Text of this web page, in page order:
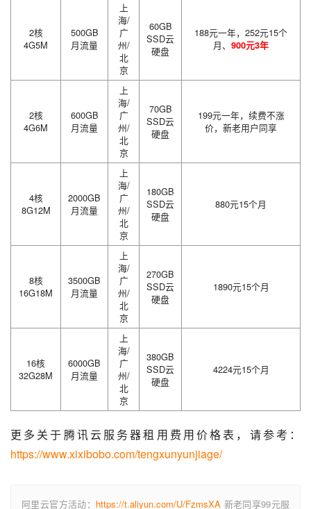
2核
4G5M
500GB
月流量
上
海/
广
州/
北
京
60GB
SSD云
硬盘
188元一年，252元15个
月、 900元3年
2核
4G6M
600GB
月流量
上
海/
广
州/
北
京
70GB
SSD云
硬盘
199元一年，续费不涨
价，新老用户同享
4核
8G12M
2000GB
月流量
上
海/
广
州/
北
京
180GB
SSD云
硬盘
880元15个月
8核
16G18M
3500GB
月流量
上
海/
广
州/
北
京
270GB
SSD云
硬盘
1890元15个月
16核
32G28M
6000GB
月流量
上
海/
广
州/
北
京
380GB
SSD云
硬盘
4224元15个月
更多关于腾讯云服务器租用费用价格表，请参考：
https://www.xixibobo.com/tengxunyunjiage/
阿里云官方活动： https://t.aliyun.com/U/FzmsXA 新老同享99元服